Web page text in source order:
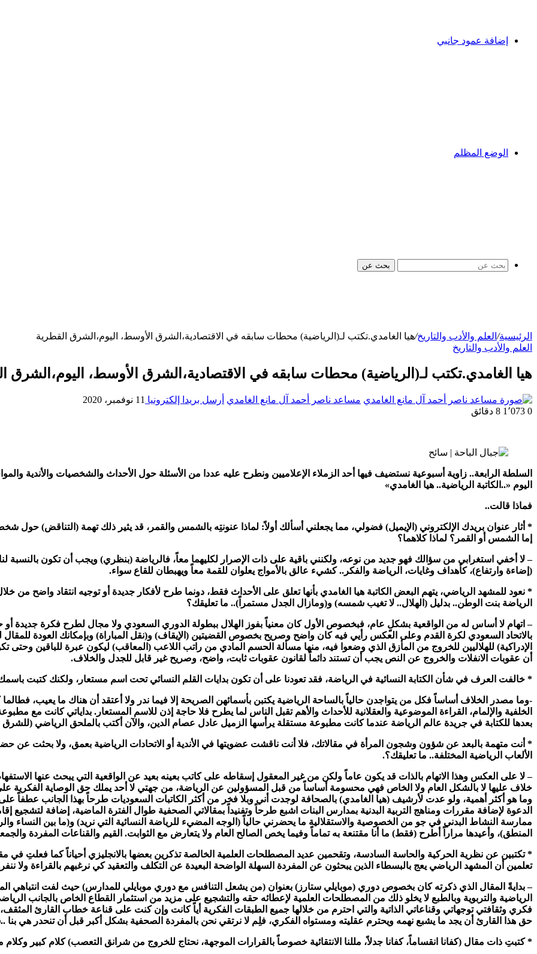
إضافة عمود جانبي
الوضع المظلم
بحث عن
الرئيسية/ العلم والأدب والتاريخ/هيا الغامدي.تكتب لـ(الرياضية) محطات سابقه في الاقتصادية،الشرق الأوسط، اليوم،الشرق القطرية
العلم والأدب والتاريخ
هيا الغامدي.تكتب لـ(الرياضية) محطات سابقه في الاقتصادية،الشرق الأوسط، اليوم،الشرق
مساعد ناصر أحمد آل مانع الغامدي أرسل بريدا إلكترونيا 11 نوفمبر، 2020
0
8 دقائق
السلطة الرابعة.. زاوية أسبوعية نستضيف فيها أحد الزملاء الإعلاميين ونطرح عليه عددا من الأسئلة حول الأحداث والشخصيات والأندية
اليوم «..الكاتبة الرياضية.. هيا الغامدي»
فماذا قالت..
* أثار عنوان بريدك الإلكتروني (الإيميل) فضولي، مما يجعلني أسألك أولاً: لماذا عنونتِه بالشمس والقمر، قد يثير ذلك تهمة (التناقض)
إما الشمس أو القمر؟ لماذا كلاهما؟
– لا أخفي استغرابي من سؤالك فهو جديد من نوعه، ولكنني باقية على ذات الإصرار لكليهما معاً، فالرياضة (بنظري) ويجب أن تكون بالنسبة
(إضاءة وارتفاع)، كأهداف وغايات، الرياضة والفكر.. كشيء عالق بالأمواج يعلوان للقمة معاً ويهبطان للقاع سواء.
* نعود للمشهد الرياضي، يتهم البعض الكاتبة هيا الغامدي بأنها تعلق على الأحداث فقط، دونما طرح لأفكار جديدة أو توجيه انتقاد واضح
الرياضة بنت الوطن.. بدليل (الهلال.. لا تغيب شمسه) و(ومازال الجدل مستمراً).. ما تعليقك؟
– اتهام لا أساس له من الواقعية بشكلٍ عام، فبخصوص الأول كان معنياً بفوز الهلال ببطولة الدوري السعودي ولا مجال لطرح فكرة جديدة أو
بالاتحاد السعودي لكرة القدم وعلى العكس رأيي فيه كان واضح وصريح بخصوص القضيتين (الإيقاف) و(نقل المباراة) وبإمكانك العودة
الإدراكية) للهلاليين للخروج من المأزق الذي وضعوا فيه، منها مسألة الحسم المادي من راتب اللاعب (المعاقب) ليكون عبرة للباقين
أن عقوبات الانفلات والخروج عن النص يجب أن تستند دائماً لقانون عقوبات ثابت، واضح، وصريح غير قابل للجدل والخلاف.
* خالفت العرف في شأن الكتابة النسائية في الرياضة، فقد تعودنا على أن تكون بدايات القلم النسائي تحت اسم مستعار، ولكنك كتبت
-وما مصدر الخلاف أساساً فكل من يتواجدن حالياً بالساحة الرياضية يكتبن بأسمائهن الصريحة إلا فيما ندر ولا أعتقد أن هناك ما يعيب، فطالما
الخلفية والإلمام، القراءة الموضوعية والعقلانية للأحداث والأهم تقبل الناس لما يطرح فلا حاجة إذن للاسم المستعار. بداياتي كانت مع
بعدها للكتابة في جريدة عالم الرياضة عندما كانت مطبوعة مستقلة يرأسها الزميل عادل عصام الدين، والآن أكتب بالملحق الرياضي
* أنت متهمة بالبعد عن شؤون وشجون المرأة في مقالاتك، فلا أنت ناقشت عضويتها في الأندية أو الاتحادات الرياضية بعمق، ولا بحثت
الألعاب الرياضية المختلفة.. ما تعليقك؟.
– لا على العكس وهذا الاتهام بالذات قد يكون عاماً ولكن من غير المعقول إسقاطه على كاتب بعينه بعيد عن الواقعية التي يبحث عنها
خلاف عليها لا بالشكل العام ولا الخاص فهي محسومة أساساً من قبل المسؤولين عن الرياضة، من جهتي لا أحد يملك حق الوصاية الفكرية
وما هو أكثر أهمية، ولو عدت لأرشيف (هيا الغامدي) بالصحافة لوجدت أني وبلا فخر من أكثر الكاتبات السعوديات طرحاً بهذا الجانب عطفاً
الدعوة لإضافة مقررات ومناهج التربية البدنية بمدارس البنات اشبع طرحاً وتفنيداً بمقالاتي الصحفية طوال الفترة الماضية، إضافة لتشجيع
ممارسة النشاط البدني في جو من الخصوصية والاستقلالية ما يحضرني حالياً (الوجه المضيء للرياضة النسائية التي نريد) و(ما بين النساء
المنطق)، وأعيدها مراراً أطرح (فقط) ما أنا مقتنعة به تماماً وفيما يخص الصالح العام ولا يتعارض مع الثوابت. القيم والقناعات المفردة
* تكتبين عن نظرية الحركية والحاسة السادسة، وتقحمين عديد المصطلحات العلمية الخالصة تذكرين بعضها بالانجليزي أحياناً كما فعلتِ
تعلمين أن المشهد الرياضي يعج بالبسطاء الذين يبحثون عن المفردة السهلة الواضحة البعيدة عن التكلف والتعقيد كي نرغبهم بالقراءة ولا
– بدايةً المقال الذي ذكرته كان بخصوص دوري (موبايلي ستارز) بعنوان (من يشعل التنافس مع دوري موبايلي للمدارس) حيث لفت انتباهي
الرياضية والتربوية وبالطبع لا يخلو ذلك من المصطلحات العلمية لإعطائه حقه والتشجيع على مزيد من استثمار القطاع الخاص بالجانب
فكري وثقافتي توجهاتي وقناعاتي الذاتية والتي احترم من خلالها جميع الطبقات الفكرية أياً كانت وإن كنت على قناعة خطاب القارئ
حق هذا القارئ أن يجد ما يشبع نهمه ويحترم عقليته ومستواه الفكري، فلِم لا نرتقي نحن بالمفردة الصحفية بشكل أكبر قبل أن تنحدر هي
* كتبتِ ذات مقال (كفانا انقساماً، كفانا جدلاً، مللنا الانتقائية خصوصاً بالقرارات الموجهة، نحتاج للخروج من شرانق التعصب) كلام كبير